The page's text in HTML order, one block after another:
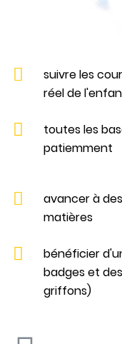
suivre les
réel de
toutes les
patiemment
avancer à
matières
bénéficier
badges et
griffons)